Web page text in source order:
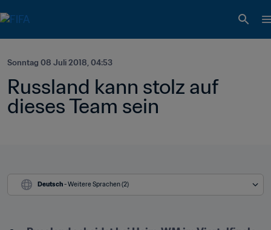
Sonntag 08 Juli 2018, 04:53
Russland kann stolz auf
dieses Team sein
Deutsch - Weitere Sprachen (2)